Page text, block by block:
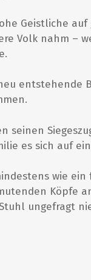
Geistliche
Volk nahm –
entstehende
es sich auf
wie
Köpfe
ungefragt